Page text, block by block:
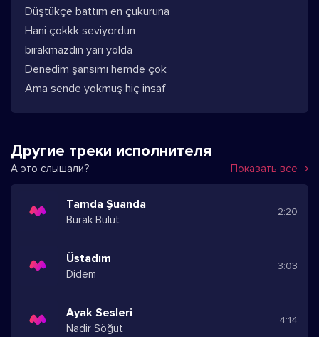
Düştükçe battım en çukuruna
Hani çokkk seviyordun
bırakmazdın yarı yolda
Denedim şansımı hemde çok
Ama sende yokmuş hiç insaf
Другие треки исполнителя
А это слышали? Показать все
Tamda Şuanda
Burak Bulut
2:20
Üstadım
Didem
3:03
Ayak Sesleri
Nadir Söğüt
4:14